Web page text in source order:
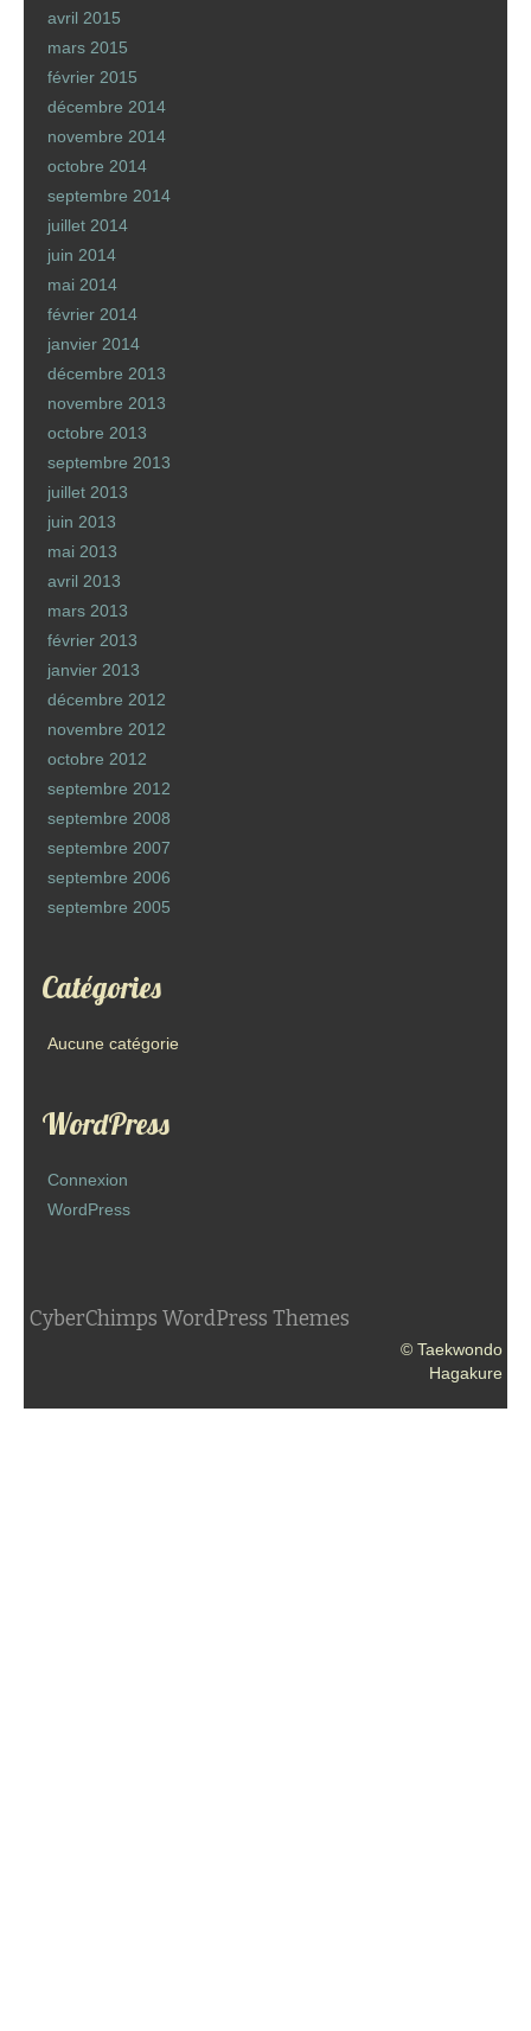
avril 2015
mars 2015
février 2015
décembre 2014
novembre 2014
octobre 2014
septembre 2014
juillet 2014
juin 2014
mai 2014
février 2014
janvier 2014
décembre 2013
novembre 2013
octobre 2013
septembre 2013
juillet 2013
juin 2013
mai 2013
avril 2013
mars 2013
février 2013
janvier 2013
décembre 2012
novembre 2012
octobre 2012
septembre 2012
septembre 2008
septembre 2007
septembre 2006
septembre 2005
Catégories
Aucune catégorie
WordPress
Connexion
WordPress
CyberChimps WordPress Themes
© Taekwondo
Hagakure